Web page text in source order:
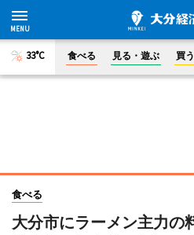
33°C 食べる 見る・遊ぶ 買う
食べる
大分市にラーメン主力